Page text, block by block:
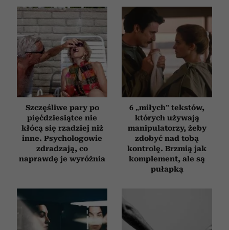
Szczęśliwe pary po
pięćdziesiątce nie
kłócą się rzadziej niż
inne. Psychologowie
zdradzają, co
naprawdę je wyróżnia
6 „miłych” tekstów,
których używają
manipulatorzy, żeby
zdobyć nad tobą
kontrolę. Brzmią jak
komplement, ale są
pułapką